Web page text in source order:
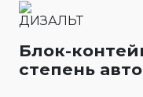
Блок-
степень